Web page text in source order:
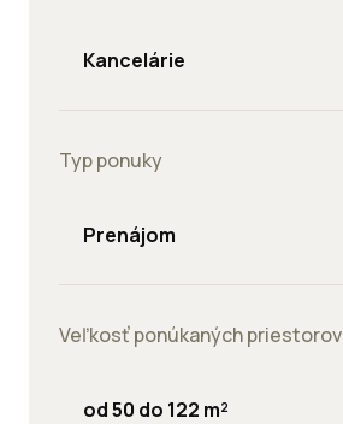
Kancelárie
Typ ponuky
Prenájom
Veľkosť ponúkaných priestorov
od 50 do 122 m²